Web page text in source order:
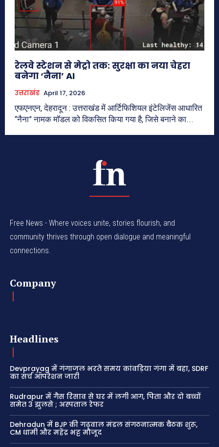
रेलवे स्टेशन से मेट्रो तक: सुरक्षा का नया चेहरा
बनेगा ‘नैना’ AI
उत्तराखंड April 17, 2026
एफएनएन, देहरादून : उत्तराखंड में आर्टिफिशियल इंटेलिजेंस आधारित
“नैना” नामक मॉडल को विकसित किया गया है, जिसे बनाने का...
Free News - Where voices unite, stories flourish, and
community thrives through open dialogue and meaningful
connections.
Company
Headlines
Devprayag में गंगाजल भरते समय कांवड़िया गंगा में बहा, SDRF
का सर्च ऑपरेशन जारी
Rudrapur में गैस रिसाव से घर में लगी आग, पिता और दो बच्चों
समेत 3 झुलसे ; अस्पताल रेफर
Dehradun में BJP की गढ़वाल मंडल संगठनात्मक बैठक शुरू,
CM धामी और महेंद्र भट्ट मौजूद